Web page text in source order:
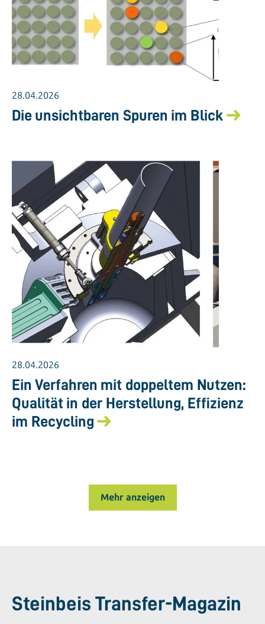
28.04.2026
Die unsichtbaren Spuren im Blick
28.04.2026
Ein Verfahren mit doppeltem Nutzen:
Qualität in der Herstellung, Effizienz
im Recycling
Mehr anzeigen
Steinbeis Transfer-Magazin